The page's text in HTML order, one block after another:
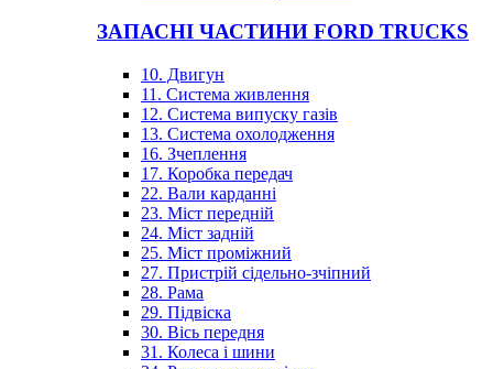
ЗАПАСНІ ЧАСТИНИ FORD TRUCKS
10. Двигун
11. Система живлення
12. Система випуску газів
13. Система охолодження
16. Зчеплення
17. Коробка передач
22. Вали карданні
23. Міст передній
24. Міст задній
25. Міст проміжний
27. Пристрій сідельно-зчіпний
28. Рама
29. Підвіска
30. Вісь передня
31. Колеса і шини